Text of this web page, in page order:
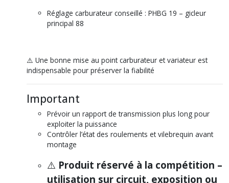
Réglage carburateur conseillé : PHBG 19 – gicleur
principal 88
⚠️ Une bonne mise au point carburateur et variateur est
indispensable pour préserver la fiabilité
Important
Prévoir un rapport de transmission plus long pour
exploiter la puissance
Contrôler l’état des roulements et vilebrequin avant
montage
⚠️ Produit réservé à la compétition –
utilisation sur circuit, exposition ou